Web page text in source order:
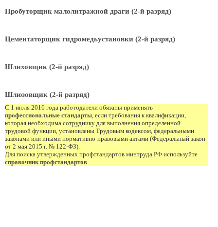
Пробуторщик малолитражной драги (2-й разряд)
Цементаторщик гидромедьустановки (2-й разряд)
Шлиховщик (2-й разряд)
Шлюзовщик (2-й разряд)
С 1 июля 2016 года работодатели обязаны применять
профессиональные стандарты, если требования к квалификации,
которая необходима сотруднику для выполнения определенной
трудовой функции, установлены Трудовым кодексом, федеральными
законами или иными нормативно-правовыми актами (Федеральный закон
от 2 мая 2015 г. № 122-ФЗ).
Для поиска утвержденных профстандартов минтруда РФ используйте
справочник профстандартов.